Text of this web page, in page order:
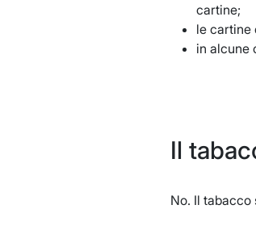
cartine;
le cartine
in alcune
Il
No. Il